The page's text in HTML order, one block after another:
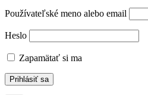
Používateľské meno alebo email
Heslo
Zapamätať si ma